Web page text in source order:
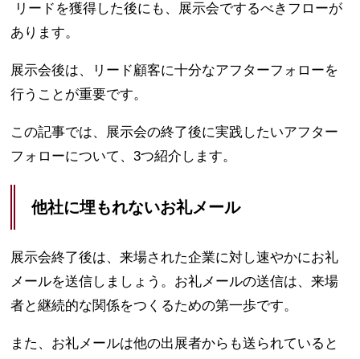
リードを獲得した後にも、展示会でするべきフローが
あります。
展示会後は、リード顧客に十分なアフターフォローを
行うことが重要です。
この記事では、展示会の終了後に実践したいアフター
フォローについて、3つ紹介します。
他社に埋もれないお礼メール
展示会終了後は、来場された企業に対し速やかにお礼
メールを送信しましょう。お礼メールの送信は、来場
者と継続的な関係をつくるための第一歩です。
また、お礼メールは他の出展者からも送られていると